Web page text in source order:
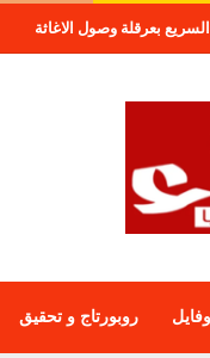
جديدة لمجموعة الراجحي
روبورتاج و تحقيق